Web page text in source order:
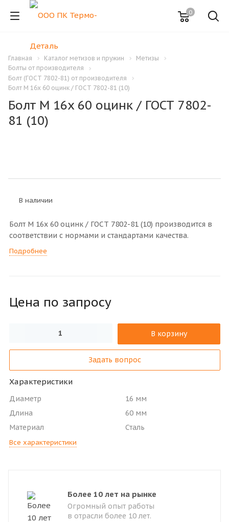
0
Главная Каталог метизов и пружин
Метизы
Болты от производителя
Болт (ГОСТ 7802-81) от производителя
Болт M 16x 60 оцинк / ГОСТ 7802-81 (10)
Болт M 16x 60 оцинк / ГОСТ 7802-
81 (10)
В наличии
Болт M 16x 60 оцинк / ГОСТ 7802-81 (10) производится в
соответствии с нормами и стандартами качества.
Подробнее
Цена по запросу
В корзину
Задать вопрос
Характеристики
Диаметр
16 мм
Длина
60 мм
Материал
Сталь
Все характеристики
Более 10 лет на рынке
Огромный опыт работы
в отрасли более 10 лет.